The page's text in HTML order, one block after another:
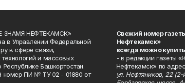
ЗНАМЯ НЕФТЕКАМСК»
в Управлении Федеральной
в сфере связи,
и массовых
Башкортостан.
номер ПИ № ТУ 02 - 01880 от
Свежий номер
Нефтекамск»
всегда можно
- в редакции газеты
Нефтекамск» по
ул. Нефтяников, 22 (2-